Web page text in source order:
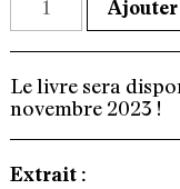
"Du
ou
on
!"
Le livre sera
novembre 2023 !
Extrait :